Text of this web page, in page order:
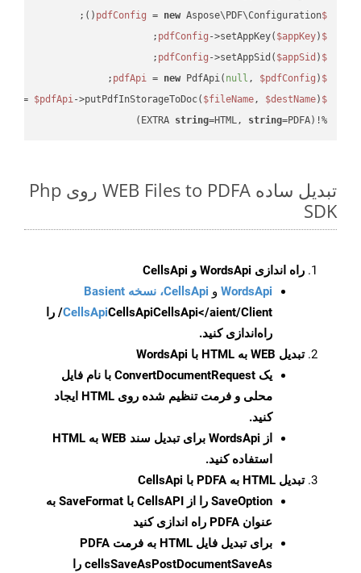
$pdfConfig
= new Aspose\PDF\Configuration();
$pdfConfig
->setAppKey( $appKey);
$pdfConfig
->setAppSid( $appSid );
$pdfApi
= new PdfApi( null , $pdfConfig );
$response
= $pdfApi->putPdfInStorageToDoc( $fileName, $destName
%!(EXTRA
string=HTML, string=PDFA)
تبدیل ساده WEB Files to PDFA روی Php
SDK
راه اندازی WordsApi و CellsApi
WordsApi و CellsApi، نسخه Basient
CellsApiCellsApi
CellsApi</aient/Client/ را
راه‌اندازی کنید.
تبدیل WEB به HTML با WordsApi
یک ConvertDocumentRequest با نام فایل
محلی و فرمت تنظیم شده روی HTML ایجاد
کنید.
از WordsApi برای تبدیل سند WEB به HTML
استفاده کنید.
تبدیل HTML به PDFA با CellsApi
SaveOption
را از CellsAPI با SaveFormat به
عنوان PDFA راه اندازی کنید
برای تبدیل فایل HTML به فرمت
PDFA
cellsSaveAsPostDocumentSaveAs را